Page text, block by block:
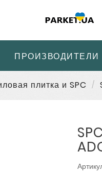
ПРОИЗВОДИТЕЛИ
плитка и SPC